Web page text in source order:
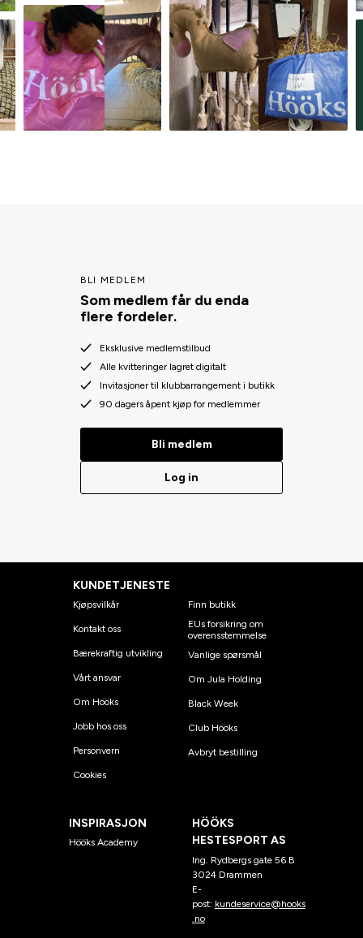
BLI MEDLEM
Som medlem får du enda
flere fordeler.
Eksklusive medlemstilbud
Alle kvitteringer lagret digitalt
Invitasjoner til klubbarrangement i butikk
90 dagers åpent kjøp for medlemmer
Bli medlem
Log in
KUNDETJENESTE
Kjøpsvilkår
Kontakt oss
Bærekraftig utvikling
Vårt ansvar
Om Hööks
Jobb hos oss
Personvern
Cookies
Finn butikk
EUs forsikring om
overensstemmelse
Vanlige spørsmål
Om Jula Holding
Black Week
Club Hööks
Avbryt bestilling
INSPIRASJON
Hööks Academy
HÖÖKS
HESTESPORT AS
Ing. Rydbergs gate 56 B
3024 Drammen
E-
post: kundeservice@hooks
.no